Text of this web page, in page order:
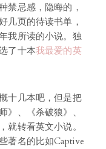
禁忌感，隐晦的，
几页的待读书单，
我所读的小说。独
了十本我最爱的英
十几本吧，但是把
》、《杀破狼》、
就转看英文小说。
著名的比如Captive